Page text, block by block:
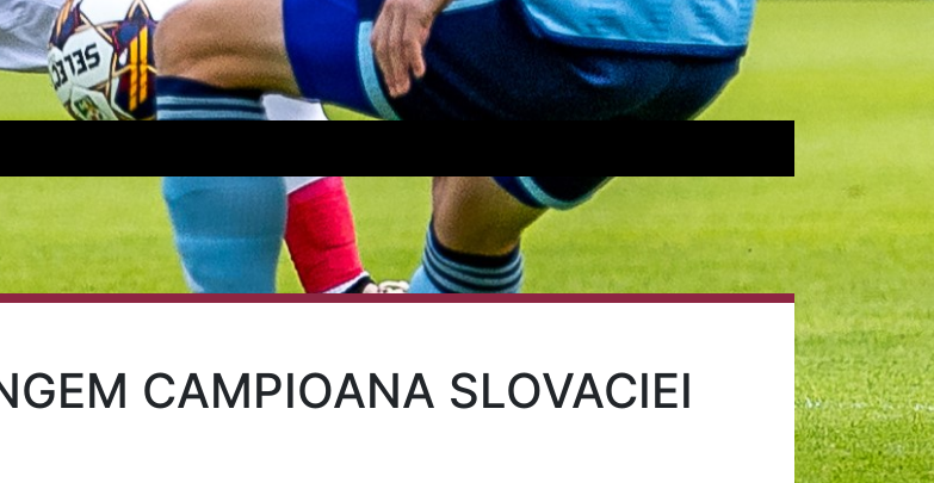
CAMPIOANA SLOVACIEI